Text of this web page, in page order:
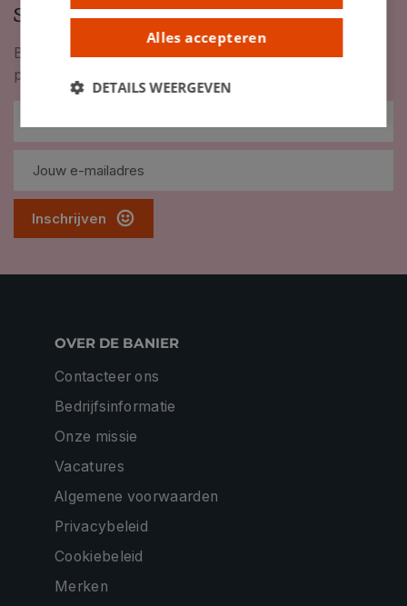
Schrijf je in op onze nieuwsbrief
Blijf op de hoogte van nieuwigheden, inspiratie,
promoties en meer!
Inschrijven
OVER DE BANIER
Contacteer ons
Bedrijfsinformatie
Onze missie
Vacatures
Algemene voorwaarden
Privacybeleid
Cookiebeleid
Merken
Alles accepteren
DETAILS WEERGEVEN